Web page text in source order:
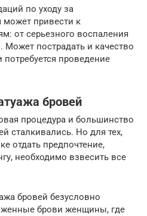
по уходу за
привести к
от серьезного воспаления
Может пострадать и качество
потребуется проведение
бровей
процедура и большинство
сталкивались. Но для тех,
отдать предпочтение,
необходимо взвесить все
бровей безусловно
брови женщины, где